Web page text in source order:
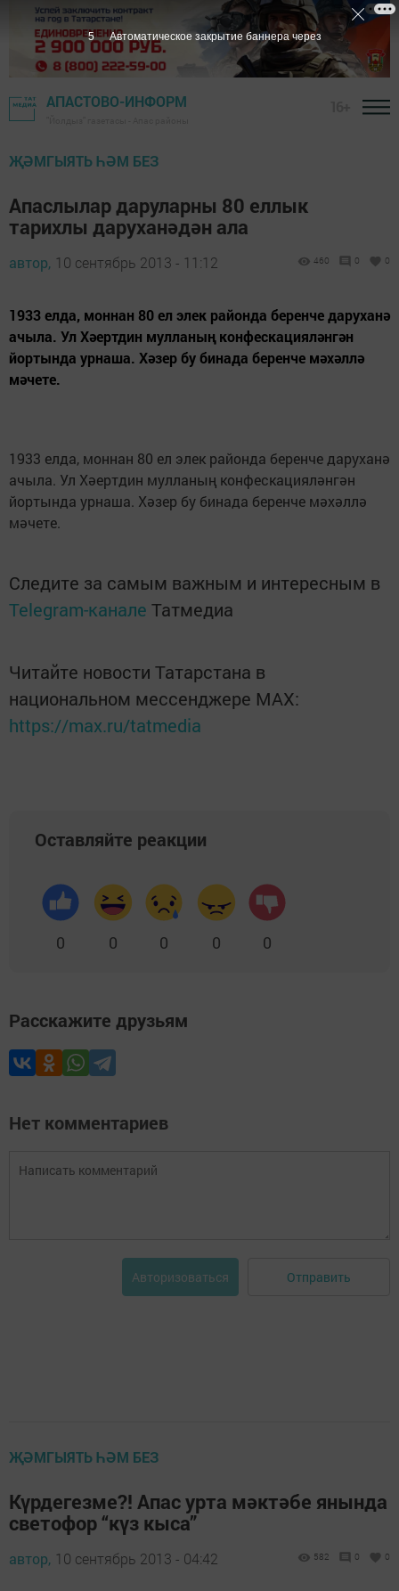
АПАСТОВО-ИНФОРМ
ҖӘМГЫЯТЬ ҺӘМ БЕЗ
Апаслылар даруларны 80 еллык
тарихлы даруханәдән ала
автор, 10 сентябрь 2013 - 11:12 460 0 0
1933 елда, моннан 80 ел элек районда беренче даруханә
ачыла. Ул Хәертдин мулланың конфескацияләнгән
йортында урнаша. Хәзер бу бинада беренче мәхәллә
мәчете.
1933 елда, моннан 80 ел элек районда беренче даруханә
ачыла. Ул Хәертдин мулланың конфескацияләнгән
йортында урнаша. Хәзер бу бинада беренче мәхәллә
мәчете.
Следите за самым важным и интересным в
Telegram-канале Татмедиа
Читайте новости Татарстана в
национальном мессенджере MАХ:
https://max.ru/tatmedia
Оставляйте реакции
0 0 0 0 0
Расскажите друзьям
Нет комментариев
Авторизоваться Отправить
ҖӘМГЫЯТЬ ҺӘМ БЕЗ
Күрдегезме?! Апас урта мәктәбе янында
светофор “күз кыса”
автор, 10 сентябрь 2013 - 04:42 582 0 0
5 Автоматическое закрытие баннера через